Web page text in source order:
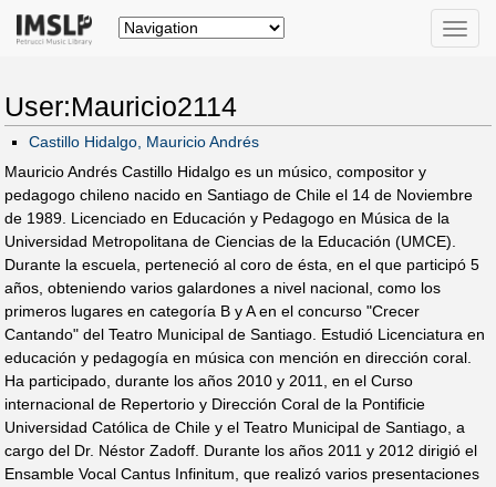
Toggle
User:Mauricio2114
Castillo Hidalgo, Mauricio Andrés
Mauricio Andrés Castillo Hidalgo es un músico, compositor y
pedagogo chileno nacido en Santiago de Chile el 14 de Noviembre
de 1989. Licenciado en Educación y Pedagogo en Música de la
Universidad Metropolitana de Ciencias de la Educación (UMCE).
Durante la escuela, perteneció al coro de ésta, en el que participó 5
años, obteniendo varios galardones a nivel nacional, como los
primeros lugares en categoría B y A en el concurso "Crecer
Cantando" del Teatro Municipal de Santiago. Estudió Licenciatura en
educación y pedagogía en música con mención en dirección coral.
Ha participado, durante los años 2010 y 2011, en el Curso
internacional de Repertorio y Dirección Coral de la Pontificie
Universidad Católica de Chile y el Teatro Municipal de Santiago, a
cargo del Dr. Néstor Zadoff. Durante los años 2011 y 2012 dirigió el
Ensamble Vocal Cantus Infinitum, que realizó varios presentaciones